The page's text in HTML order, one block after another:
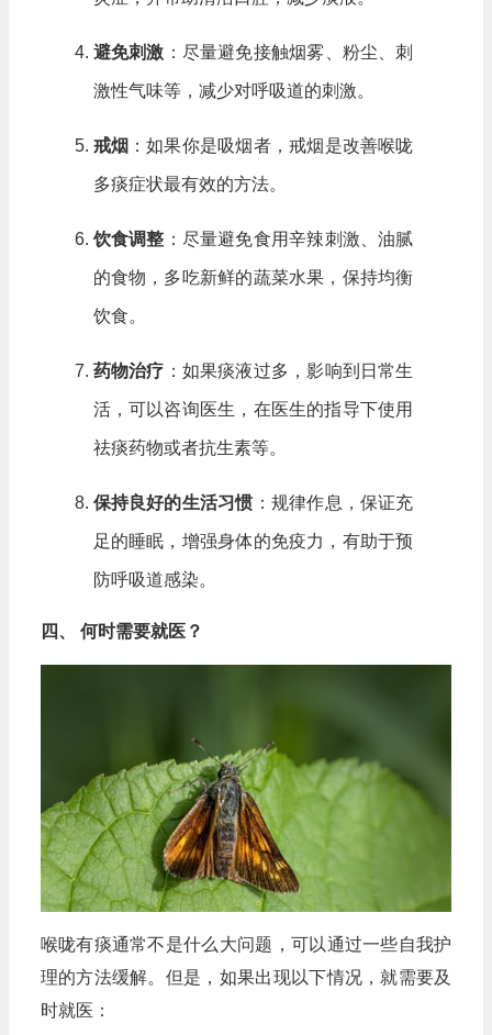
避免刺激 ：尽量避免接触烟雾、粉尘、刺
激性气味等，减少对呼吸道的刺激。
戒烟 ：如果你是吸烟者，戒烟是改善喉咙
多痰症状最有效的方法。
饮食调整 ：尽量避免食用辛辣刺激、油腻
的食物，多吃新鲜的蔬菜水果，保持均衡
饮食。
药物治疗 ：如果痰液过多，影响到日常生
活，可以咨询医生，在医生的指导下使用
祛痰药物或者抗生素等。
保持良好的生活习惯 ：规律作息，保证充
足的睡眠，增强身体的免疫力，有助于预
防呼吸道感染。
四、 何时需要就医？
喉咙有痰通常不是什么大问题，可以通过一些自我护
理的方法缓解。但是，如果出现以下情况，就需要及
时就医：